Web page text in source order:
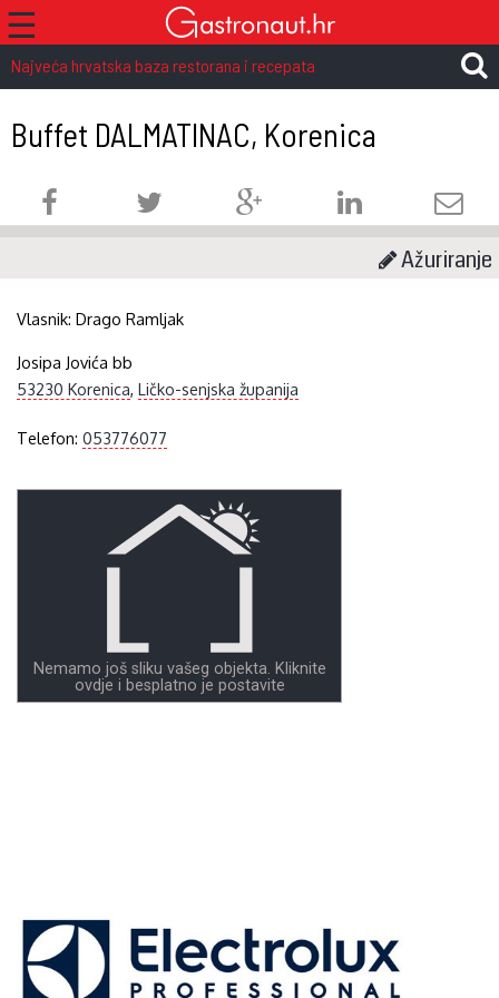
☰
Najveća hrvatska baza restorana i recepata
Buffet DALMATINAC, Korenica
Ažuriranje
Vlasnik:Drago Ramljak
Josipa Jovića bb
53230 Korenica,Ličko-senjska županija
Telefon:053776077
Nemamo još sliku vašeg objekta. Kliknite
ovdje i besplatno je postavite